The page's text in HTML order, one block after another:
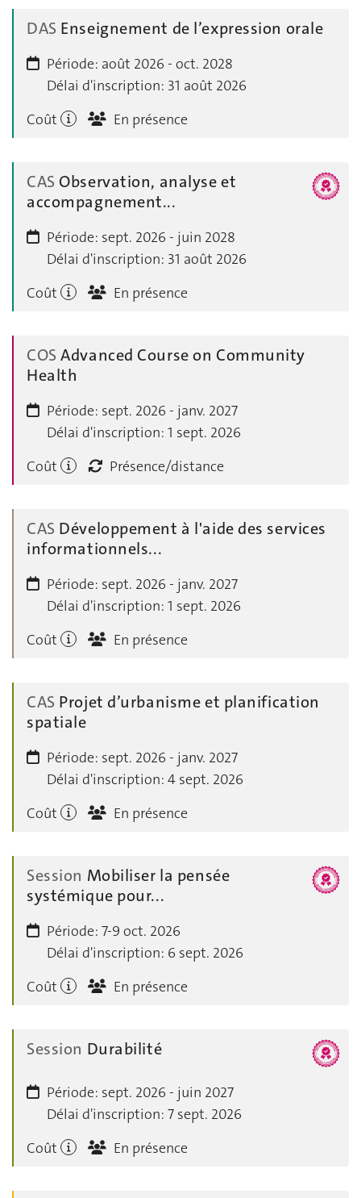
DAS Enseignement de l’expression orale
Période: août 2026 - oct. 2028
Délai d'inscription: 31 août 2026
Coût
En présence
CAS Observation, analyse et
accompagnement...
Période: sept. 2026 - juin 2028
Délai d'inscription: 31 août 2026
Coût
En présence
COS Advanced Course on Community
Health
Période: sept. 2026 - janv. 2027
Délai d'inscription: 1 sept. 2026
Coût
Présence/distance
CAS Développement à l'aide des services
informationnels...
Période: sept. 2026 - janv. 2027
Délai d'inscription: 1 sept. 2026
Coût
En présence
CAS Projet d’urbanisme et planification
spatiale
Période: sept. 2026 - janv. 2027
Délai d'inscription: 4 sept. 2026
Coût
En présence
Session Mobiliser la pensée
systémique pour...
Période: 7-9 oct. 2026
Délai d'inscription: 6 sept. 2026
Coût
En présence
Session Durabilité
Période: sept. 2026 - juin 2027
Délai d'inscription: 7 sept. 2026
Coût
En présence